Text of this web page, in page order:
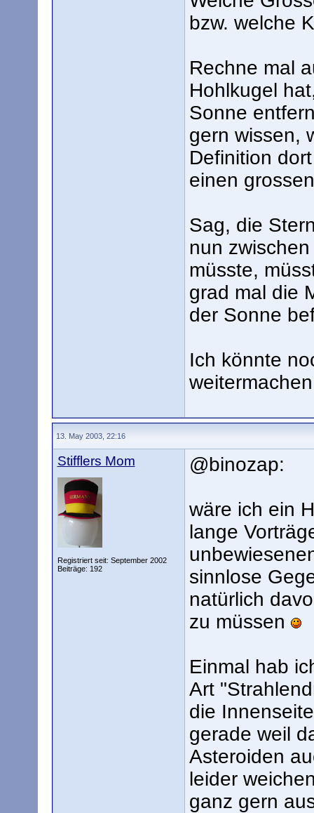
bzw. welche
Rechne mal
Hohlkugel
Sonne
gern wissen,
Definition
einen
Sag, die
nun
müsste,
grad mal die
der Sonne
Ich könnte
13. May 2003, 22:16
Stifflers Mom
Registriert seit: September 2002
Beiträge: 192
@binozap:
wäre ich ein
lange
sinnlose
natürlich
zu müssen
Einmal hab
Art
die
gerade weil
Asteroiden
leider
ganz gern